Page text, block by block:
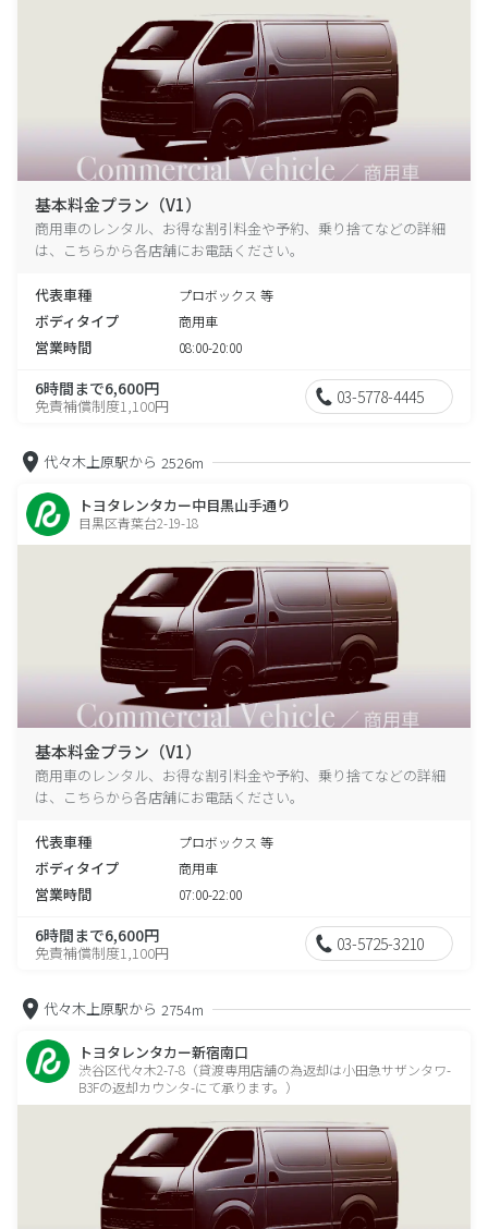
基本料金プラン（V1）
商用車のレンタル、お得な割引料金や予約、乗り捨てなどの詳細
は、こちらから各店舗にお電話ください。
代表車種 プロボックス 等
ボディタイプ 商用車
営業時間 08:00-20:00
6時間まで6,600円
免責補償制度1,100円 03-5778-4445
代々木上原駅から 2526m
トヨタレンタカー中目黒山手通り
目黒区青葉台2-19-18
基本料金プラン（V1）
商用車のレンタル、お得な割引料金や予約、乗り捨てなどの詳細
は、こちらから各店舗にお電話ください。
代表車種 プロボックス 等
ボディタイプ 商用車
営業時間 07:00-22:00
6時間まで6,600円
免責補償制度1,100円 03-5725-3210
代々木上原駅から 2754m
トヨタレンタカー新宿南口
渋谷区代々木2-7-8（貸渡専用店舗の為返却は小田急サザンタワ-
B3Fの返却カウンタ-にて承ります。）